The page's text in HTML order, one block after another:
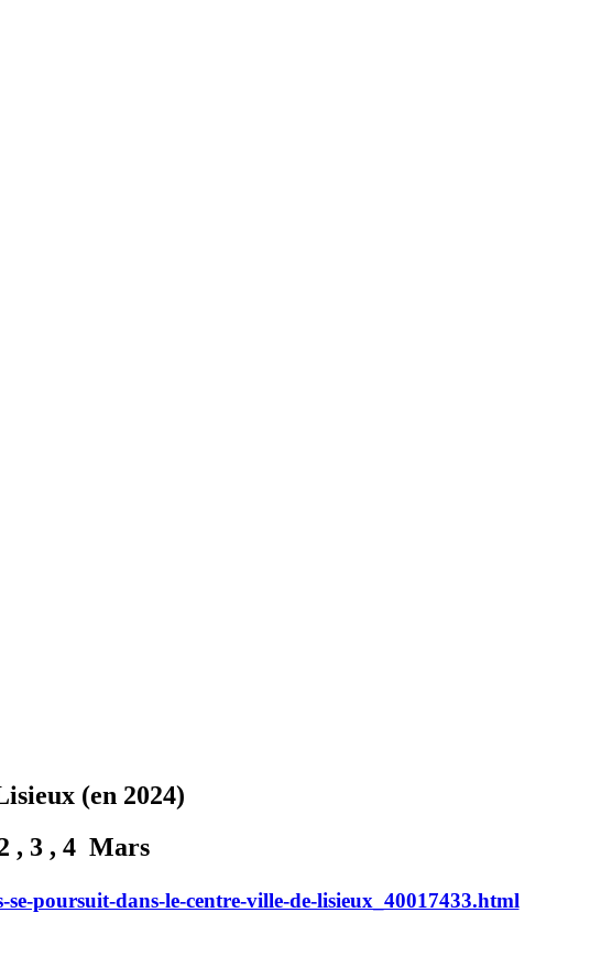
(en 2024)
, 3 , 4 Mars
poursuit-dans-le-centre-ville-de-lisieux_40017433.html